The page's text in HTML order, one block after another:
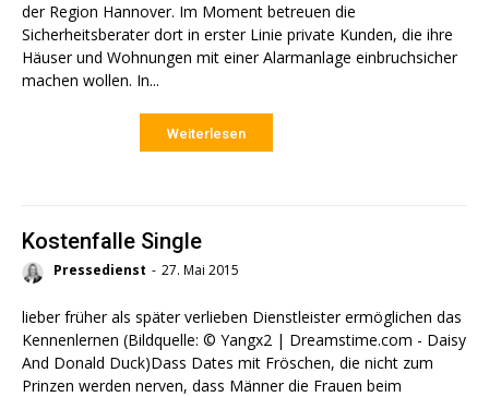
der Region Hannover. Im Moment betreuen die
Sicherheitsberater dort in erster Linie private Kunden, die ihre
Häuser und Wohnungen mit einer Alarmanlage einbruchsicher
machen wollen. In...
Weiterlesen
Kostenfalle Single
Pressedienst - 27. Mai 2015
lieber früher als später verlieben Dienstleister ermöglichen das
Kennenlernen (Bildquelle: © Yangx2 | Dreamstime.com - Daisy
And Donald Duck)Dass Dates mit Fröschen, die nicht zum
Prinzen werden nerven, dass Männer die Frauen beim